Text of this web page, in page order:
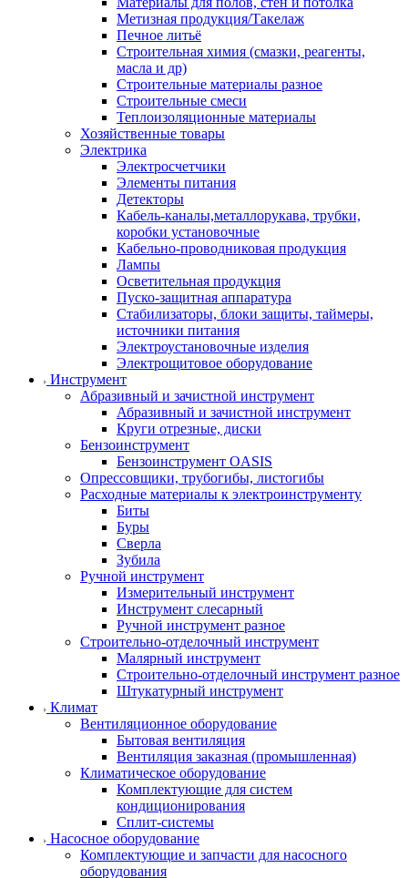
Метизная продукция/Такелаж
Печное литьё
Строительная химия (смазки, реагенты,
масла и др)
Строительные материалы разное
Строительные смеси
Теплоизоляционные материалы
Хозяйственные товары
Электрика
Электросчетчики
Элементы питания
Детекторы
Кабель-каналы,металлорукава, трубки,
коробки установочные
Кабельно-проводниковая продукция
Лампы
Осветительная продукция
Пуско-защитная аппаратура
Стабилизаторы, блоки защиты, таймеры,
источники питания
Электроустановочные изделия
Электрощитовое оборудование
Инструмент
Абразивный и зачистной инструмент
Абразивный и зачистной инструмент
Круги отрезные, диски
Бензоинструмент
Бензоинструмент OASIS
Опрессовщики, трубогибы, листогибы
Расходные материалы к электроинструменту
Биты
Буры
Сверла
Зубила
Ручной инструмент
Измерительный инструмент
Инструмент слесарный
Ручной инструмент разное
Строительно-отделочный инструмент
Малярный инструмент
Строительно-отделочный инструмент разное
Штукатурный инструмент
Климат
Вентиляционное оборудование
Бытовая вентиляция
Вентиляция заказная (промышленная)
Климатическое оборудование
Комплектующие для систем
кондиционирования
Сплит-системы
Насосное оборудование
Комплектующие и запчасти для насосного
оборудования